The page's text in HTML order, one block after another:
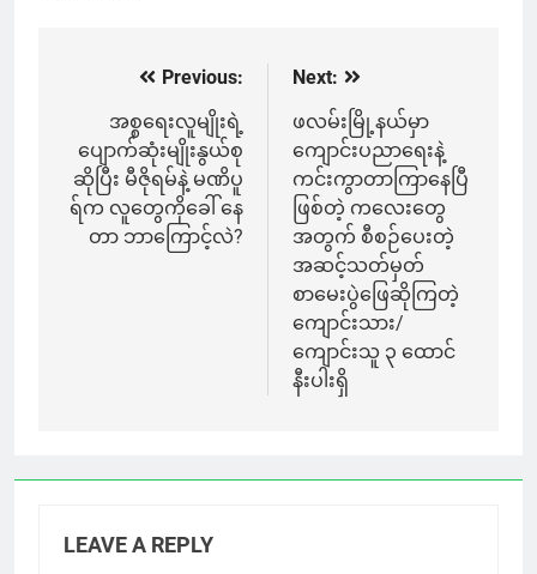
navigation
Previous:
အစ္စရေးလူမျိုးရဲ့
ပျောက်ဆုံးမျိုးနွယ်စု
ဆိုပြီး မီဇိုရမ်နဲ့ မဏိပူ
ရ်က လူတွေကိုခေါ် နေ
တာ ဘာကြောင့်လဲ?
Next:
ဖလမ်းမြို့နယ်မှာ
ကျောင်းပညာရေးနဲ့
ကင်းကွာတာကြာနေပြီ
ဖြစ်တဲ့ ကလေးတွေ
အတွက် စီစဉ်ပေးတဲ့
အဆင့်သတ်မှတ်
စာမေးပွဲဖြေဆိုကြတဲ့
ကျောင်းသား/
ကျောင်းသူ ၃ ထောင်
နီးပါးရှိ
LEAVE A REPLY